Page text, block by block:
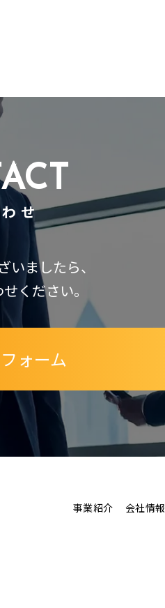
せ
いましたら、
ください。
ォーム
事業紹介 会社情報